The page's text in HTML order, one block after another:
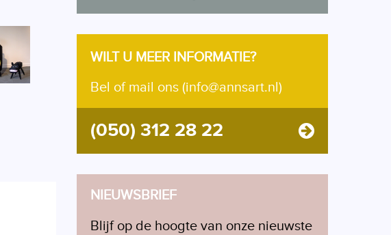
WILT U MEER INFORMATIE?
Bel of mail ons (info@annsart.nl)
(050) 312 28 22
NIEUWSBRIEF
Blijf op de hoogte van onze nieuwste